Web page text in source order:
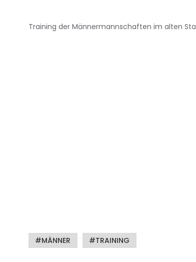
Training der Männermannschaften im alten
MÄNNER TRAINING